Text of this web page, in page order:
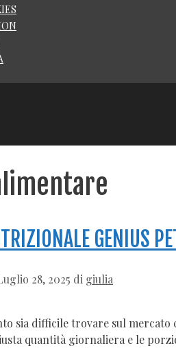
GENIUS
28, 2025 di giulia
sia difficile trovare sul
quantità giornaliera e le